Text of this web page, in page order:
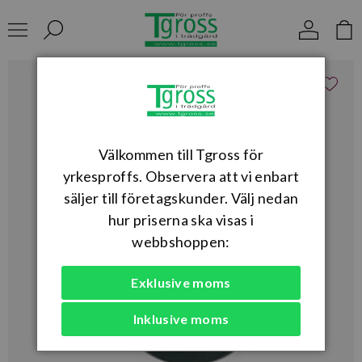
Välkommen till Tgross för
yrkesproffs. Observera att vi enbart
säljer till företagskunder. Välj nedan
hur priserna ska visas i
webbshoppen:
Exklusive moms
Inklusive moms